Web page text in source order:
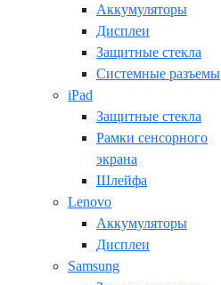
Аккумуляторы
Дисплеи
Защитные стекла
Системные разъемы
iPad
Защитные стекла
Рамки сенсорного
экрана
Шлейфа
Lenovo
Аккумуляторы
Дисплеи
Samsung